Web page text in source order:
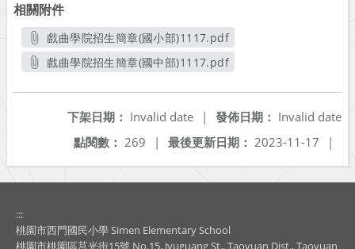
相關附件
戲曲學院招生簡章(國小部)1117.pdf
另開新視窗
戲曲學院招生簡章(國中部)1117.pdf
發佈日期： Invalid date
下架日期： Invalid date
|
最後更新日期： 2023-11-17 |
點閱數： 269 |
:::
桃園市西門國民小學 Simen Elementary School
桃園市桃園區莒光街15號 No.15, Jyuguang St., Taoyuan Dist., Taoyuan